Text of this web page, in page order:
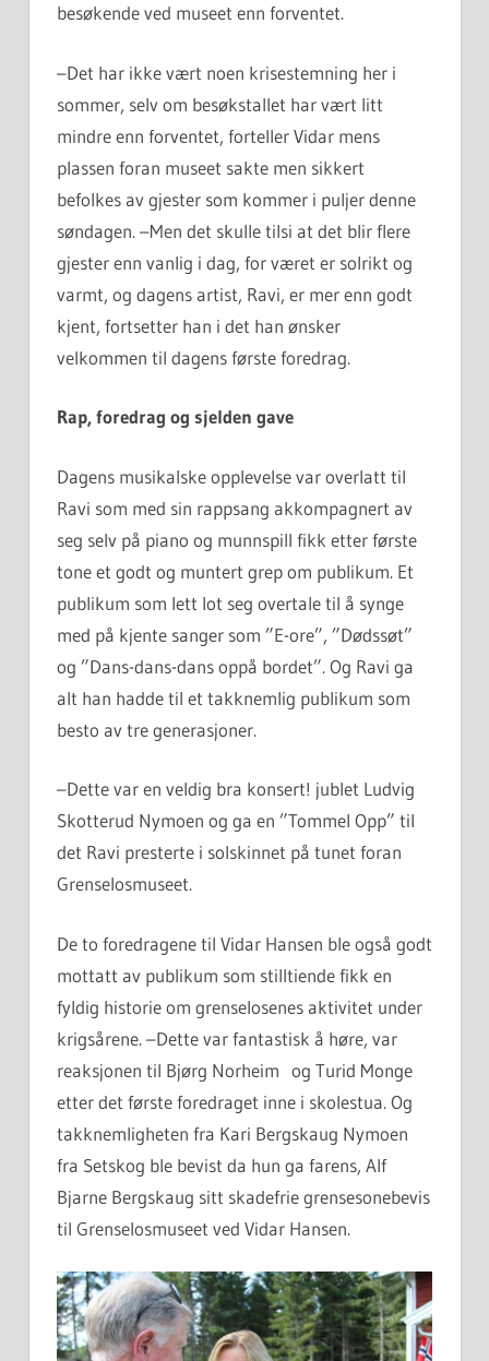
besøkende ved museet enn forventet.
–Det har ikke vært noen krisestemning her i
sommer, selv om besøkstallet har vært litt
mindre enn forventet, forteller Vidar mens
plassen foran museet sakte men sikkert
befolkes av gjester som kommer i puljer denne
søndagen. –Men det skulle tilsi at det blir flere
gjester enn vanlig i dag, for været er solrikt og
varmt, og dagens artist, Ravi, er mer enn godt
kjent, fortsetter han i det han ønsker
velkommen til dagens første foredrag.
Rap, foredrag og sjelden gave
Dagens musikalske opplevelse var overlatt til
Ravi som med sin rappsang akkompagnert av
seg selv på piano og munnspill fikk etter første
tone et godt og muntert grep om publikum. Et
publikum som lett lot seg overtale til å synge
med på kjente sanger som ”E-ore”, ”Dødssøt”
og ”Dans-dans-dans oppå bordet”. Og Ravi ga
alt han hadde til et takknemlig publikum som
besto av tre generasjoner.
–Dette var en veldig bra konsert! jublet Ludvig
Skotterud Nymoen og ga en ”Tommel Opp” til
det Ravi presterte i solskinnet på tunet foran
Grenselosmuseet.
De to foredragene til Vidar Hansen ble også godt
mottatt av publikum som stilltiende fikk en
fyldig historie om grenselosenes aktivitet under
krigsårene. –Dette var fantastisk å høre, var
reaksjonen til Bjørg Norheim og Turid Monge
etter det første foredraget inne i skolestua. Og
takknemligheten fra Kari Bergskaug Nymoen
fra Setskog ble bevist da hun ga farens, Alf
Bjarne Bergskaug sitt skadefrie grensesonebevis
til Grenselosmuseet ved Vidar Hansen.